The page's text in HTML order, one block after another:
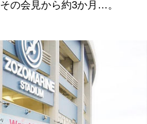
の会見から約3か月…。